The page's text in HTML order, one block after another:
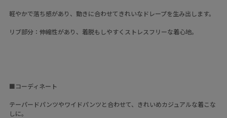
軽やかで落ち感があり、動きに合わせてきれいなドレープを生み出します。
リブ部分：伸縮性があり、着脱もしやすくストレスフリーな着心地。
■コーディネート
テーパードパンツやワイドパンツと合わせて、きれいめカジュアルな着こな
しに。